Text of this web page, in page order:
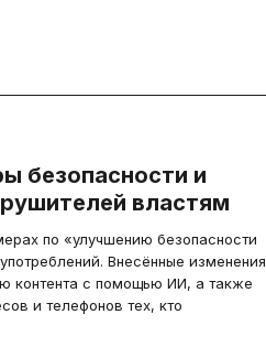
безопасности и
властям
по «улучшению безопасности
Внесённые изменения
контента с помощью ИИ, а также
и телефонов тех, кто